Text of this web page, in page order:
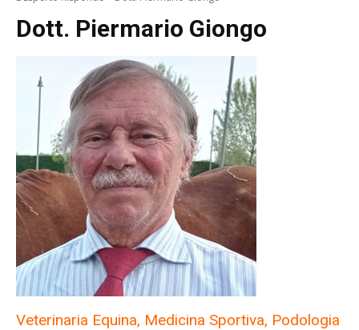
Dott. Piermario Giongo
Veterinaria Equina, Medicina Sportiva, Podologia